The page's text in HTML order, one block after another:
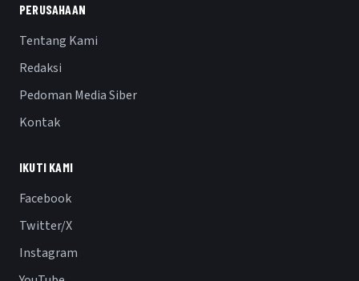
PERUSAHAAN
Tentang Kami
Redaksi
Pedoman Media Siber
Kontak
IKUTI KAMI
Facebook
Twitter/X
Instagram